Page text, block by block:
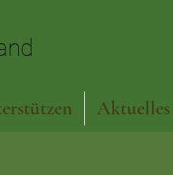
Aktuelles